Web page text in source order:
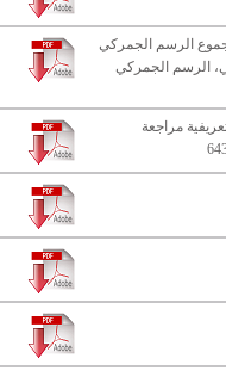
الرسم الجمركي
الرسم الجمركي
مراجعة